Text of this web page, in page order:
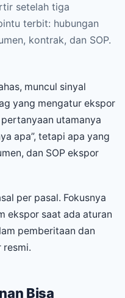
setelah tiga
terbit: hubungan
kontrak, dan SOP.
muncul sinyal
yang mengatur ekspor
utamanya
apa”, tetapi apa yang
dan SOP ekspor
per pasal. Fokusnya
ekspor saat ada aturan
pemberitaan dan
resmi.
Bisa